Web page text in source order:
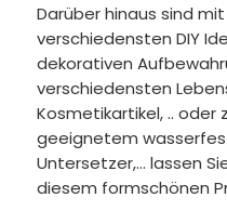
Darüber hinaus sind
verschiedensten DIY
dekorativen
verschiedensten
Kosmetikartikel, .. oder
geeignetem
Untersetzer,... lassen
diesem formschönen